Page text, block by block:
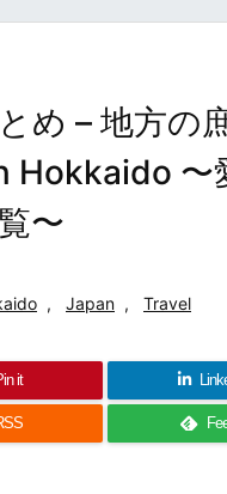
め – 地方の
〜
〜
, Japan , Travel
it